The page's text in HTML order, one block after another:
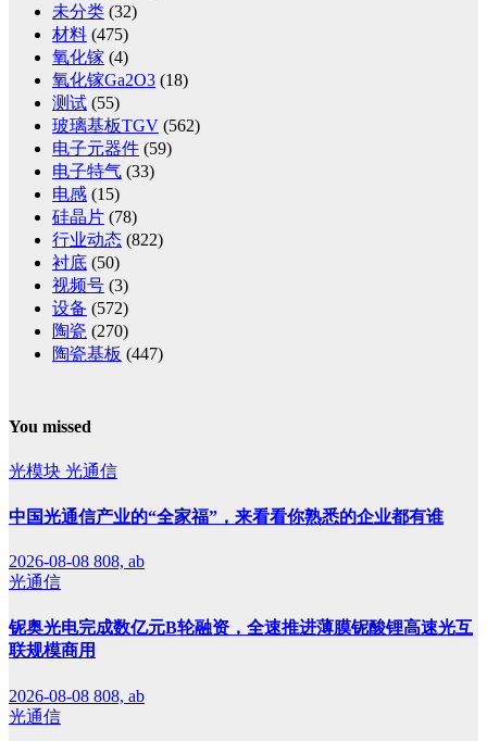
未分类 (32)
材料 (475)
氧化镓 (4)
氧化镓Ga2O3 (18)
测试 (55)
玻璃基板TGV (562)
电子元器件 (59)
电子特气 (33)
电感 (15)
硅晶片 (78)
行业动态 (822)
衬底 (50)
视频号 (3)
设备 (572)
陶瓷 (270)
陶瓷基板 (447)
You missed
光模块 光通信
中国光通信产业的“全家福”，来看看你熟悉的企业都有谁
2026-08-08 808, ab
光通信
铌奥光电完成数亿元B轮融资，全速推进薄膜铌酸锂高速光互
联规模商用
2026-08-08 808, ab
光通信